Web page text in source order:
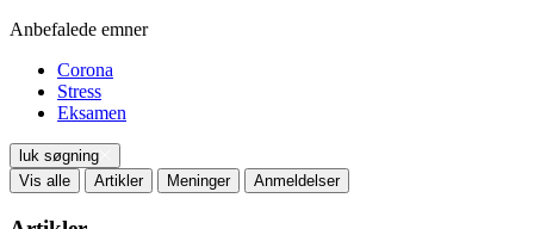
Anbefalede emner
Corona
Stress
Eksamen
luk søgning
Vis alle
Artikler Meninger Anmeldelser